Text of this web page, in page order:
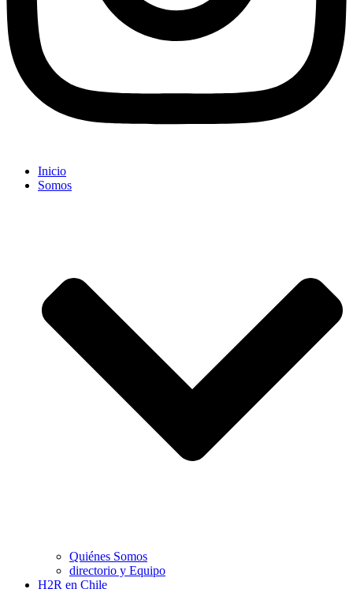
Inicio
Somos
Quiénes Somos
directorio y Equipo
H2R en Chile